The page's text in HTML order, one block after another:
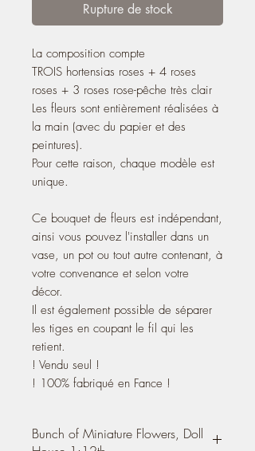
Rupture de stock
La composition compte
TROIS hortensias roses + 4 roses
roses + 3 roses rose-pêche très clair
Les fleurs sont entièrement réalisées à
la main (avec du papier et des
peintures).
Pour cette raison, chaque modèle est
unique.
Ce bouquet de fleurs est indépendant,
ainsi vous pouvez l'installer dans un
vase, un pot ou tout autre contenant, à
votre convenance et selon votre
décor.
Il est également possible de séparer
les tiges en coupant le fil qui les
retient.
! Vendu seul !
! 100% fabriqué en Fance !
Bunch of Miniature Flowers, Doll